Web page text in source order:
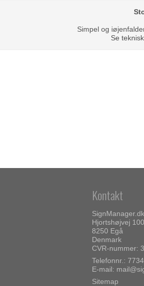
Simpel og
Se
Kontakt
SignManager.dk
Hjortshøjvej 100
8250 Egå
Denmark
CVR-nummer:
Telefonnr.:
E-mail:
Sitemap